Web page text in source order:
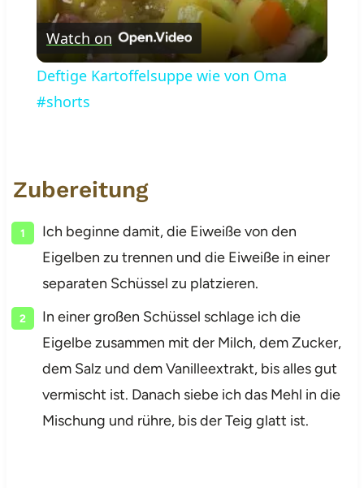
Watch on
Deftige Kartoffelsuppe wie von Oma
#shorts
Zubereitung
Ich beginne damit, die Eiweiße von den
Eigelben zu trennen und die Eiweiße in einer
separaten Schüssel zu platzieren.
In einer großen Schüssel schlage ich die
Eigelbe zusammen mit der Milch, dem Zucker,
dem Salz und dem Vanilleextrakt, bis alles gut
vermischt ist. Danach siebe ich das Mehl in die
Mischung und rühre, bis der Teig glatt ist.